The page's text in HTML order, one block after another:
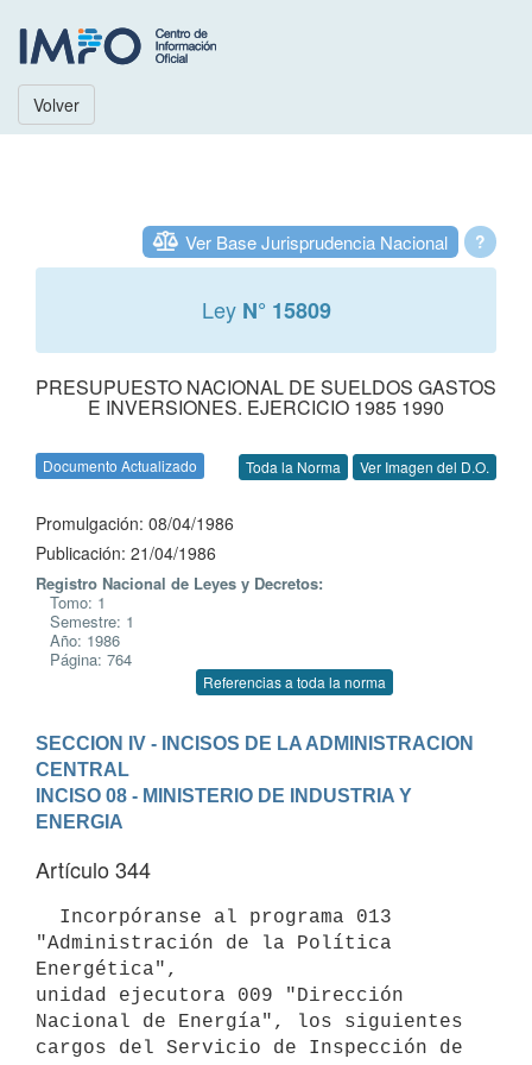
Volver
?
Ver Base Jurisprudencia Nacional
Ley N° 15809
PRESUPUESTO NACIONAL DE SUELDOS GASTOS
E INVERSIONES. EJERCICIO 1985 1990
Documento Actualizado Toda la Norma Ver Imagen del D.O.
Promulgación: 08/04/1986
Publicación: 21/04/1986
Registro Nacional de Leyes y Decretos:
Tomo: 1
Semestre: 1
Año: 1986
Página: 764
Referencias a toda la norma
SECCION IV - INCISOS DE LA ADMINISTRACION
CENTRAL
INCISO 08 - MINISTERIO DE INDUSTRIA Y
ENERGIA
Artículo 344
"Administración de la Política
Energética",
unidad ejecutora 009 "Dirección
Nacional de Energía", los siguientes
cargos del Servicio de Inspección de